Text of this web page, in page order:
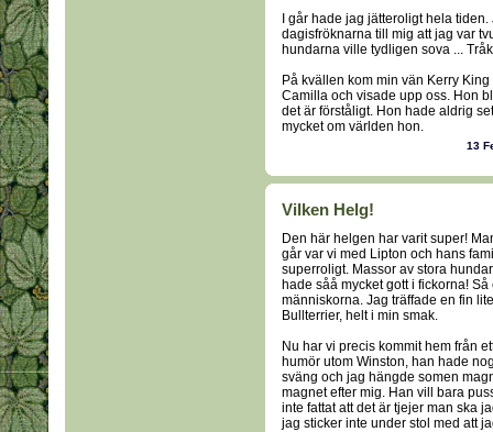
I går hade jag jätteroligt hela
dagisfröknarna till mig att jag var
hundarna ville tydligen sova ...
På kvällen kom min vän Kerry
Camilla och visade upp oss. Hon
det är förståligt. Hon hade aldrig
mycket om världen hon.
13
Vilken Helg!
Den här helgen har varit super!
går var vi med Lipton och hans
superroligt. Massor av stora
hade såå mycket gott i fickorna!
människorna. Jag träffade en fin
Bullterrier, helt i min smak.
Nu har vi precis kommit hem från
humör utom Winston, han hade
sväng och jag hängde somen
magnet efter mig. Han vill bara
inte fattat att det är tjejer man ska
jag sticker inte under stol med att